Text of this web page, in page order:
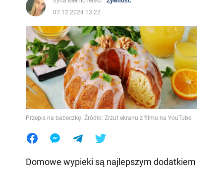
07.12.2024 13:22
Przepis na babeczkę. Źródło: Zrzut ekranu z filmu na YouTube
Domowe wypieki są najlepszym dodatkiem